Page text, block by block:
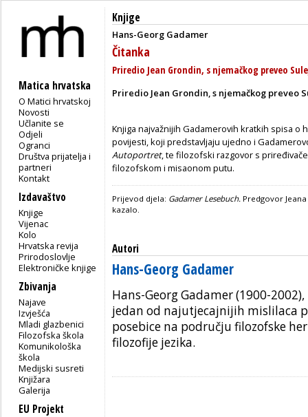
Matica hrvatska
O Matici hrvatskoj
Novosti
Učlanite se
Odjeli
Ogranci
Društva prijatelja i
partneri
Kontakt
Izdavaštvo
Knjige
Vijenac
Kolo
Hrvatska revija
Prirodoslovlje
Elektroničke knjige
Zbivanja
Najave
Izvješća
Mladi glazbenici
Filozofska škola
Komunikološka
škola
Medijski susreti
Knjižara
Galerija
EU Projekt
Knjige
Hans-Georg Gadamer
Čitanka
Priredio Jean Grondin, s njemačkog preveo
Priredio Jean Grondin, s njemačkog preveo
Knjiga najvažnijih Gadamerovih kratkih spisa
povijesti, koji predstavljaju ujedno i
Autoportret, te filozofski razgovor s
filozofskom i misaonom putu.
Prijevod djela: Gadamer Lesebuch. Predgovor
kazalo.
Autori
Hans-Georg Gadamer
Hans-Georg Gadamer (1900-
jedan od najutjecajnijih mislilaca
posebice na području filozofske
filozofije jezika.